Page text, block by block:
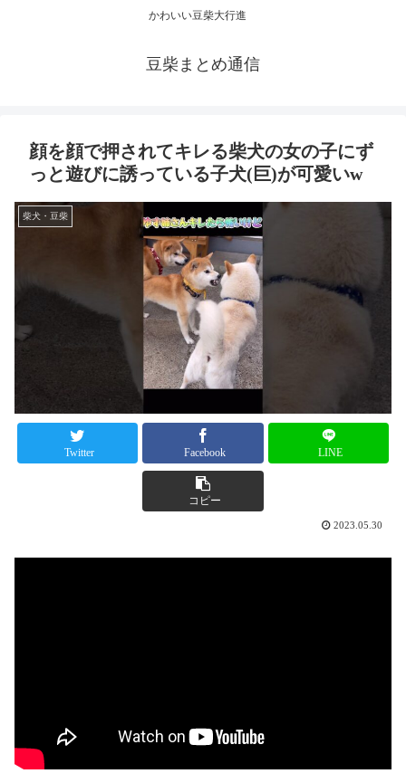
かわいい豆柴大行進
豆柴まとめ通信
顔を顔で押されてキレる柴犬の女の子にず
っと遊びに誘っている子犬(巨)が可愛いw
柴犬・豆柴
Twitter Facebook LINE
コピー
2023.05.30